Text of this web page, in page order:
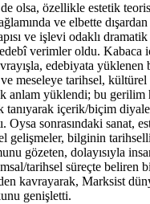
olsa, özellikle estetik
ve elbette
ve işlevi odaklı
verimler oldu. Kabaca
edebiyata yüklenen
meseleye tarihsel,
anlam yüklendi; bu gerilim
tanıyarak içerik/biçim
Oysa sonrasındaki sanat,
gelişmeler, bilginin
gözeten, dolayısıyla
tarihsel süreçte beliren
kavrayarak, Marksist
genişletti.